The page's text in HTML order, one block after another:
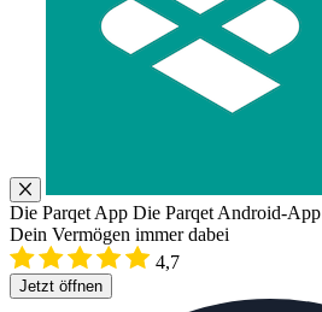
Die Parqet App Die Parqet Android-App
Dein Vermögen immer dabei
4,7
Jetzt öffnen